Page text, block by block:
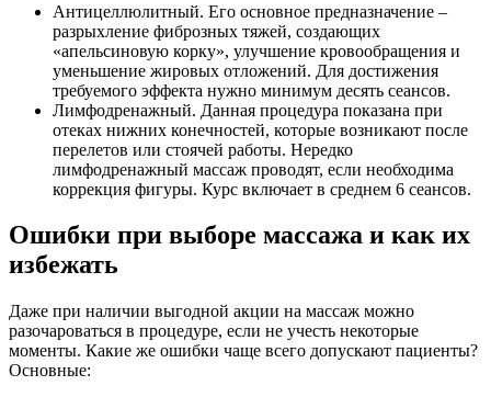
Антицеллюлитный. Его основное предназначение –
разрыхление фиброзных тяжей, создающих
«апельсиновую корку», улучшение кровообращения и
уменьшение жировых отложений. Для достижения
требуемого эффекта нужно минимум десять сеансов.
Лимфодренажный. Данная процедура показана при
отеках нижних конечностей, которые возникают после
перелетов или стоячей работы. Нередко
лимфодренажный массаж проводят, если необходима
коррекция фигуры. Курс включает в среднем 6 сеансов.
Ошибки при выборе массажа и как их
избежать
Даже при наличии выгодной акции на массаж можно
разочароваться в процедуре, если не учесть некоторые
моменты. Какие же ошибки чаще всего допускают пациенты?
Основные: